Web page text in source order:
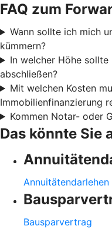
FAQ zum
Wann sollte ich mich
kümmern?
In welcher Höhe
abschließen?
Mit welchen Kosten
Immobilienfinanzierung
Kommen Notar- oder
Das könnte Sie
Annuitätendarlehen
Bausparvertrag